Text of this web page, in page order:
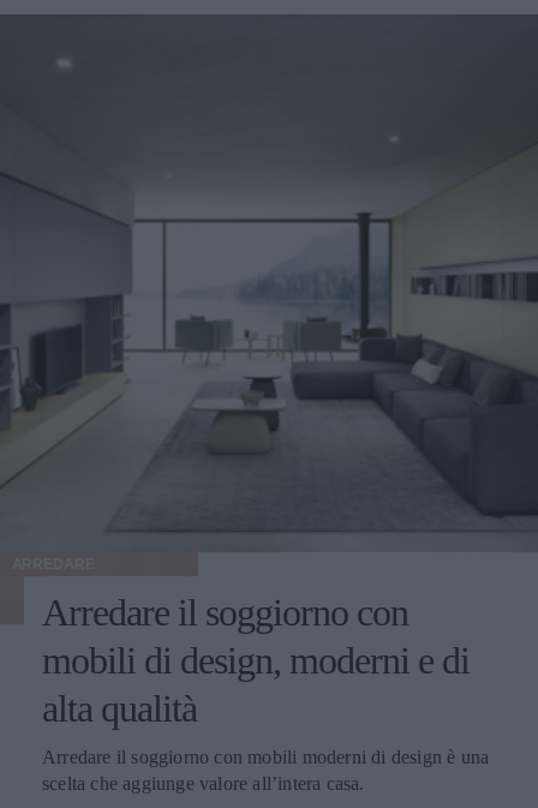
Arredare il soggiorno con
mobili di design, moderni e di
alta qualità
Arredare il soggiorno con mobili moderni di design è una
scelta che aggiunge valore all’intera casa.